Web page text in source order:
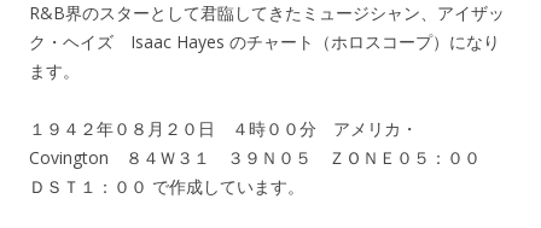
R&B界のスターとして君臨してきたミュージシャン、アイザッ
ク・ヘイズ Isaac Hayes のチャート（ホロスコープ）になり
ます。
１９４２年０８月２０日 ４時００分 アメリカ・
Covington ８４Ｗ３１ ３９Ｎ０５ ＺＯＮＥ０５：００
ＤＳＴ１：００ で作成しています。